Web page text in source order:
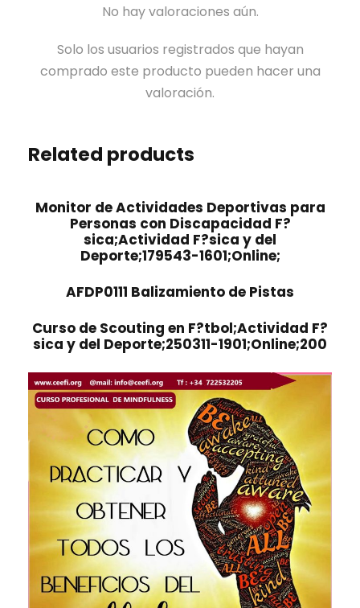
No hay valoraciones aún.
Solo los usuarios registrados que hayan
comprado este producto pueden hacer una
valoración.
Related products
Monitor de Actividades Deportivas para
Personas con Discapacidad F?
sica;Actividad F?sica y del
Deporte;179543-1601;Online;
AFDP0111 Balizamiento de Pistas
Curso de Scouting en F?tbol;Actividad F?
sica y del Deporte;250311-1901;Online;200